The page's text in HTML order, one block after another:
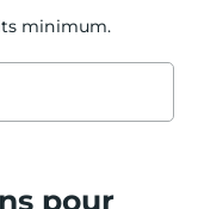
minimum.
pour